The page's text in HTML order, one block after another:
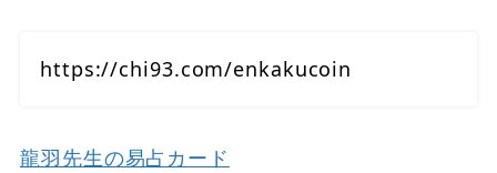
https://chi93.com/enkakucoin
龍羽先生の易占カード